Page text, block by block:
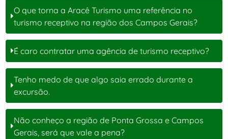
O que torna a Aracê Turismo uma referência no
turismo receptivo na região dos Campos Gerais?
É caro contratar uma agência de turismo receptivo?
Tenho medo de que algo saia errado durante a
excursão.
Não conheço a região de Ponta Grossa e Campos
Gerais, será que vale a pena?